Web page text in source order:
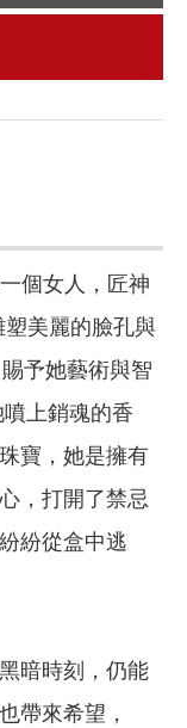
個女人，匠神
美麗的臉孔與
予她藝術與智
上銷魂的香
寶，她是擁有
，打開了禁忌
紛從盒中逃
暗時刻，仍能
帶來希望，